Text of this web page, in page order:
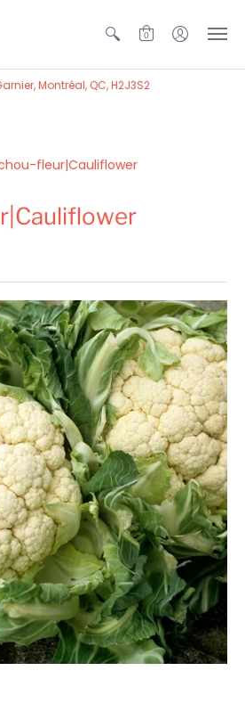
0
Montréal, QC, H2J3S2
fleur|Cauliflower